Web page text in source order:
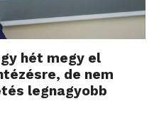
hét megy el
de nem
legnagyobb